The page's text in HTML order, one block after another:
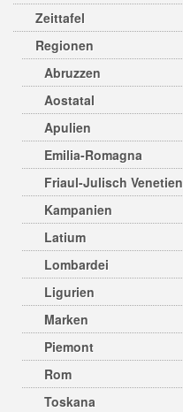
Zeittafel
Regionen
Abruzzen
Aostatal
Apulien
Emilia-Romagna
Friaul-Julisch Venetien
Kampanien
Latium
Lombardei
Ligurien
Marken
Piemont
Rom
Toskana